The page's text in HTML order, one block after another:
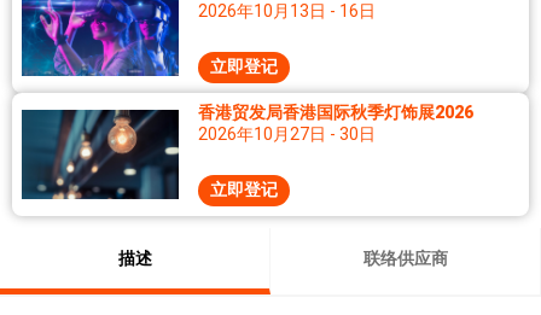
2026年10月13日 - 16日
立即登记
香港贸发局香港国际秋季灯饰展2026
2026年10月27日 - 30日
立即登记
描述 联络供应商